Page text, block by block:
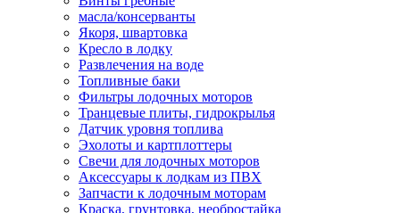
масла/консерванты
Якоря, швартовка
Кресло в лодку
Развлечения на воде
Топливные баки
Фильтры лодочных моторов
Транцевые плиты, гидрокрылья
Датчик уровня топлива
Эхолоты и картплоттеры
Cвечи для лодочных моторов
Аксессуары к лодкам из ПВХ
Запчасти к лодочным моторам
Краска, грунтовка, необростайка